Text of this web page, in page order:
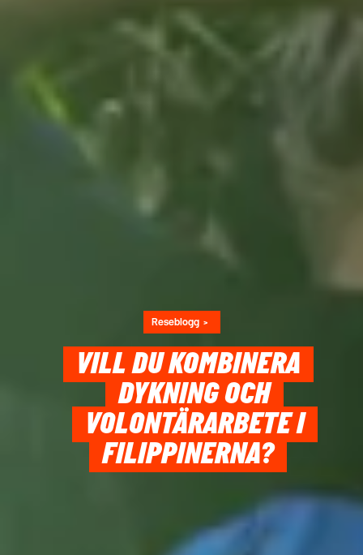
Reseblogg
VILL DU KOMBINERA
DYKNING OCH
VOLONTÄRARBETE I
FILIPPINERNA?